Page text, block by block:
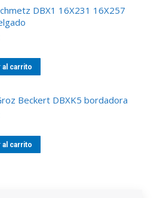
DBX1 16X231 16X257
al carrito
Beckert DBXK5 bordadora
al carrito